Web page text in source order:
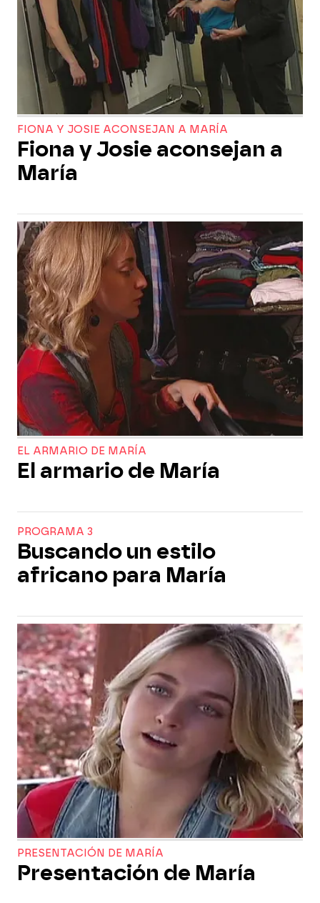
FIONA Y JOSIE ACONSEJAN A MARÍA
Fiona y Josie aconsejan a
María
EL ARMARIO DE MARÍA
El armario de María
PROGRAMA 3
Buscando un estilo
africano para María
PRESENTACIÓN DE MARÍA
Presentación de María